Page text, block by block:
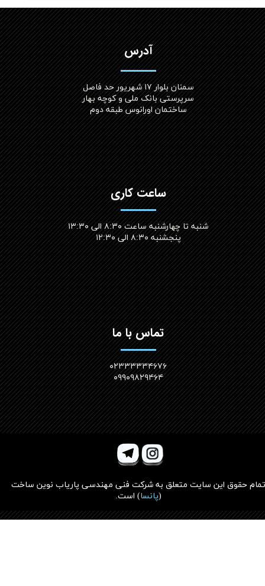
آدرس
سمنان بلوار ۱۷ شهریور حد فاصل
سرپرستی بانک ملی و کوچه بهار
ساختمان اورانوس طبقه دوم
ساعت کاری
شنبه تا چهارشنبه ساعت ۸:۳۰ الی ۱۳:۳۰
پنجشنبه ۸:۳۰ الی ۱۲:۳۰​​​​​​​
تماس با ما
۰۲۳۳۳۳۳۴۶۷۶
۰۹۹۰۹۸۲۹۴۶۴
تمام حقوق این سایت متعلق به شرکت فنی مهندسی پاریاب نوین ساخت
(پانسا) است.